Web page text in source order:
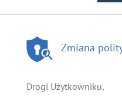
Zmiana
Drogi Użytkowniku,